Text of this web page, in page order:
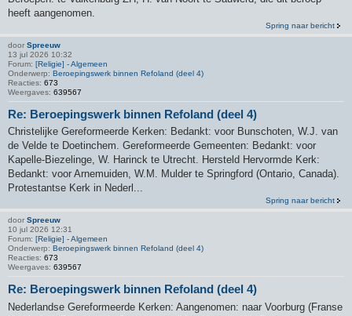
heeft aangenomen.
Spring naar bericht
door Spreeuw
13 jul 2026 10:32
Forum: [Religie] - Algemeen
Onderwerp: Beroepingswerk binnen Refoland (deel 4)
Reacties: 673
Weergaves: 639567
Re: Beroepingswerk binnen Refoland (deel 4)
Christelijke Gereformeerde Kerken: Bedankt: voor Bunschoten, W.J. van
de Velde te Doetinchem. Gereformeerde Gemeenten: Bedankt: voor
Kapelle-Biezelinge, W. Harinck te Utrecht. Hersteld Hervormde Kerk:
Bedankt: voor Arnemuiden, W.M. Mulder te Springford (Ontario, Canada).
Protestantse Kerk in Nederl...
Spring naar bericht
door Spreeuw
10 jul 2026 12:31
Forum: [Religie] - Algemeen
Onderwerp: Beroepingswerk binnen Refoland (deel 4)
Reacties: 673
Weergaves: 639567
Re: Beroepingswerk binnen Refoland (deel 4)
Nederlandse Gereformeerde Kerken: Aangenomen: naar Voorburg (Franse